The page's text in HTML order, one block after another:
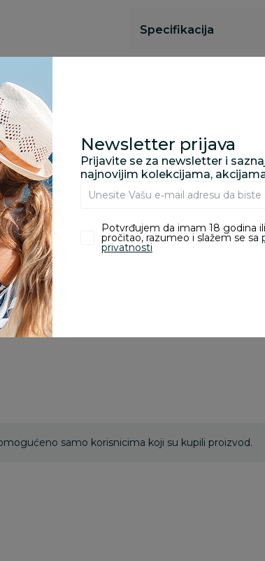
Specifikacija
Pronađite u prodavnici
Kupovina bez
odustajanje od
proizvoda.
Za porudžbine
porudžbine
samo korisnicima koji su kupili proizvod.
Newsletter prijava
Prijavite se za newsletter i
najnovijim kolekcijama,
Potvrđujem da imam 18 godina
pročitao, razumeo i slažem se sa
privatnosti